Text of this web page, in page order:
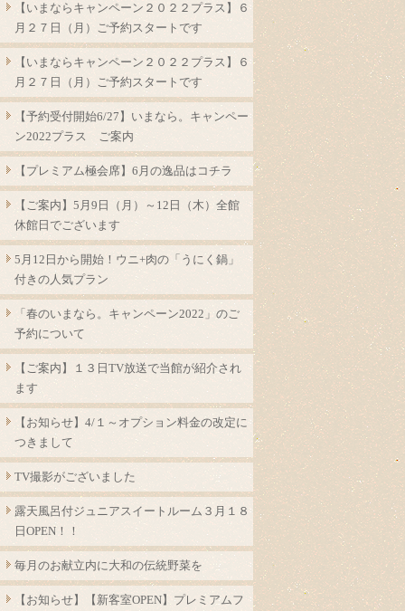
【いまならキャンペーン２０２２プラス】６
月２７日（月）ご予約スタートです
【いまならキャンペーン２０２２プラス】６
月２７日（月）ご予約スタートです
【予約受付開始6/27】いまなら。キャンペー
ン2022プラス ご案内
【プレミアム極会席】6月の逸品はコチラ
【ご案内】5月9日（月）～12日（木）全館
休館日でございます
5月12日から開始！ウニ+肉の「うにく鍋」
付きの人気プラン
「春のいまなら。キャンペーン2022」のご
予約について
【ご案内】１３日TV放送で当館が紹介され
ます
【お知らせ】4/１～オプション料金の改定に
つきまして
TV撮影がございました
露天風呂付ジュニアスイートルーム３月１８
日OPEN！！
毎月のお献立内に大和の伝統野菜を
【お知らせ】【新客室OPEN】プレミアムフ